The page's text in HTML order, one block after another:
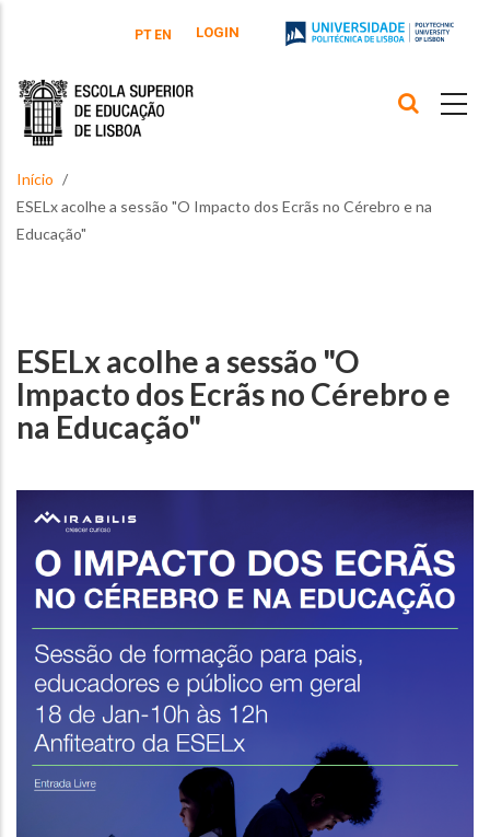
PT EN LOGIN
Início
ESELx acolhe a sessão "O Impacto dos Ecrãs no Cérebro e na
Educação"
ESELx acolhe a sessão "O
Impacto dos Ecrãs no Cérebro e
na Educação"